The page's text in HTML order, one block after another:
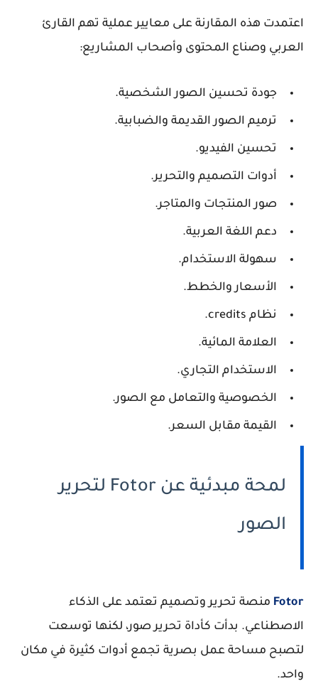
اعتمدت هذه المقارنة على معايير عملية تهم القارئ
العربي وصناع المحتوى وأصحاب المشاريع:
جودة تحسين الصور الشخصية.
ترميم الصور القديمة والضبابية.
تحسين الفيديو.
أدوات التصميم والتحرير.
صور المنتجات والمتاجر.
دعم اللغة العربية.
سهولة الاستخدام.
الأسعار والخطط.
نظام credits.
العلامة المائية.
الاستخدام التجاري.
الخصوصية والتعامل مع الصور.
القيمة مقابل السعر.
لمحة مبدئية عن Fotor لتحرير
الصور
Fotor منصة تحرير وتصميم تعتمد على الذكاء
الاصطناعي. بدأت كأداة تحرير صور، لكنها توسعت
لتصبح مساحة عمل بصرية تجمع أدوات كثيرة في مكان
واحد.